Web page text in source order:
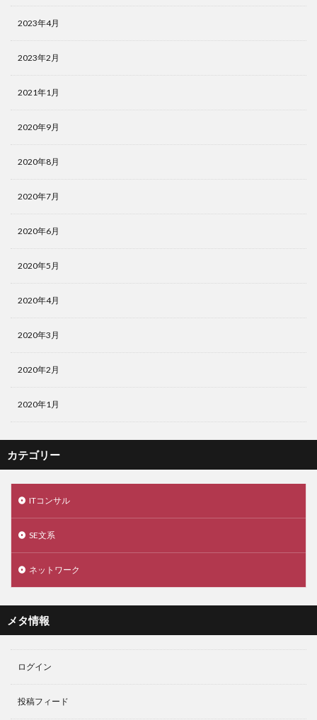
2023年4月
2023年2月
2021年1月
2020年9月
2020年8月
2020年7月
2020年6月
2020年5月
2020年4月
2020年3月
2020年2月
2020年1月
カテゴリー
ITコンサル
SE文系
ネットワーク
メタ情報
ログイン
投稿フィード